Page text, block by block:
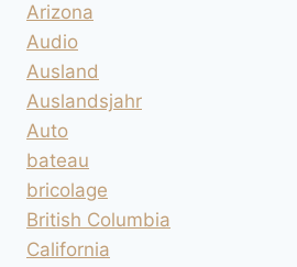
Arizona
Audio
Ausland
Auslandsjahr
Auto
bateau
bricolage
British Columbia
California